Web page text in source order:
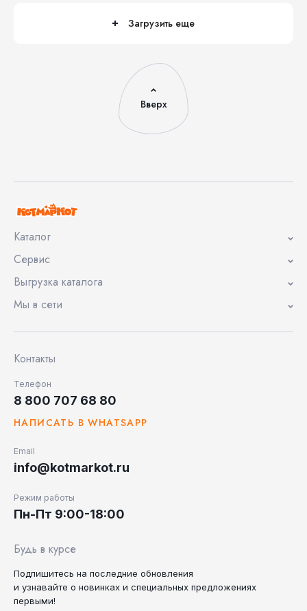
Загрузить еще
Вверх
Каталог
Сервис
Выгрузка каталога
Мы в сети
Контакты
Телефон
8 800 707 68 80
НАПИСАТЬ В WHATSAPP
Email
info@kotmarkot.ru
Режим работы
Пн-Пт 9:00-18:00
Будь в курсе
Подпишитесь на последние обновления
и узнавайте о новинках и специальных предложениях
первыми!